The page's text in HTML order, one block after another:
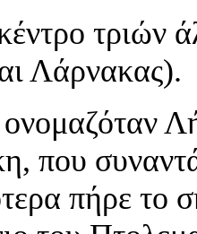
τριών
Λάρνακας).
που
πήρε το